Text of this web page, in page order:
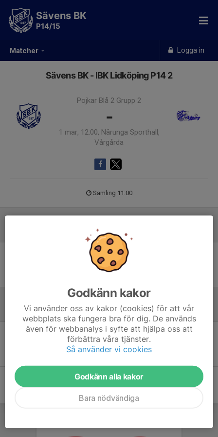
Matcher Logga in
Sävens BK
P14/15
Sävens BK - IBK Lidköping P14 2
Pojkar Blå 2 Grupp 2
-
1 mar, 12:00, Nårunga Sporthall,
Vårgårda
Samling 11:00
Ingen uppställning ifylld
Referat
Inget referat skrivet
Godkänn kakor
Vi använder oss av kakor (cookies) för att vår
webbplats ska fungera bra för dig. De används
även för webbanalys i syfte att hjälpa oss att
förbättra våra tjänster.
Så använder vi cookies
Godkänn alla kakor
Bara nödvändiga